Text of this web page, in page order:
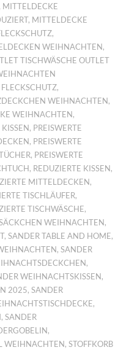
MITTELDECKE
, MITTELDECKE
,
WEIHNACHTEN,
TISCHWÄSCHE OUTLET
,
WEIHNACHTEN,
WEIHNACHTEN,
KISSEN, PREISWERTE
, PREISWERTE
, PREISWERTE
, REDUZIERTE KISSEN,
MITTELDECKEN,
TISCHLÄUFER,
TISCHWÄSCHE,
WEIHNACHTEN,
,SANDER TABLE AND HOME,
,SANDER
,
WEIHNACHTSKISSEN,
2025,SANDER
,
,SANDER
,
WEIHNACHTEN,STOFFKORB